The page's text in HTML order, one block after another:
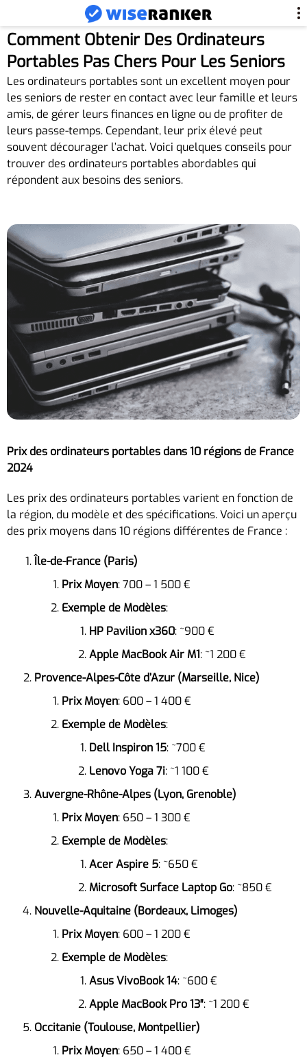
Comment Obtenir Des Ordinateurs
Portables Pas Chers Pour Les Seniors
Les ordinateurs portables sont un excellent moyen pour
les seniors de rester en contact avec leur famille et leurs
amis, de gérer leurs finances en ligne ou de profiter de
leurs passe-temps. Cependant, leur prix élevé peut
souvent décourager l’achat. Voici quelques conseils pour
trouver des ordinateurs portables abordables qui
répondent aux besoins des seniors.
Prix des ordinateurs portables dans 10 régions de France
2024
Les prix des ordinateurs portables varient en fonction de
la région, du modèle et des spécifications. Voici un aperçu
des prix moyens dans 10 régions différentes de France :
Île-de-France (Paris)
Prix Moyen: 700 – 1 500 €
Exemple de Modèles:
HP Pavilion x360: ~900 €
Apple MacBook Air M1: ~1 200 €
Provence-Alpes-Côte d’Azur (Marseille, Nice)
Prix Moyen: 600 – 1 400 €
Exemple de Modèles:
Dell Inspiron 15: ~700 €
Lenovo Yoga 7i: ~1 100 €
Auvergne-Rhône-Alpes (Lyon, Grenoble)
Prix Moyen: 650 – 1 300 €
Exemple de Modèles:
Acer Aspire 5: ~650 €
Microsoft Surface Laptop Go: ~850 €
Nouvelle-Aquitaine (Bordeaux, Limoges)
Prix Moyen: 600 – 1 200 €
Exemple de Modèles:
Asus VivoBook 14: ~600 €
Apple MacBook Pro 13″: ~1 200 €
Occitanie (Toulouse, Montpellier)
Prix Moyen: 650 – 1 400 €